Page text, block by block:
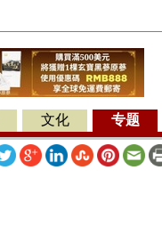
文化 专题